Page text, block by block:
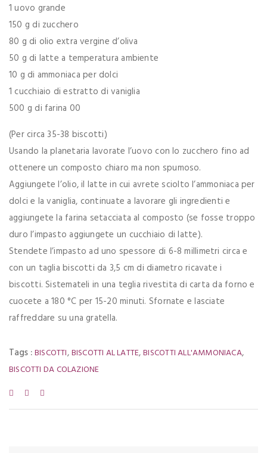
1 uovo grande
150 g di zucchero
80 g di olio extra vergine d’oliva
50 g di latte a temperatura ambiente
10 g di ammoniaca per dolci
1 cucchiaio di estratto di vaniglia
500 g di farina 00
(Per circa 35-38 biscotti)
Usando la planetaria lavorate l’uovo con lo zucchero fino ad
ottenere un composto chiaro ma non spumoso.
Aggiungete l’olio, il latte in cui avrete sciolto l’ammoniaca per
dolci e la vaniglia, continuate a lavorare gli ingredienti e
aggiungete la farina setacciata al composto (se fosse troppo
duro l’impasto aggiungete un cucchiaio di latte).
Stendete l’impasto ad uno spessore di 6-8 millimetri circa e
con un taglia biscotti da 3,5 cm di diametro ricavate i
biscotti. Sistemateli in una teglia rivestita di carta da forno e
cuocete a 180 °C per 15-20 minuti. Sfornate e lasciate
raffreddare su una gratella.
Tags :BISCOTTI,BISCOTTI AL LATTE,BISCOTTI ALL'AMMONIACA,
BISCOTTI DA COLAZIONE